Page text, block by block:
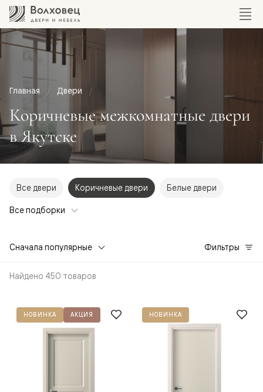
Главная Двери
Коричневые межкомнатные двери
в Якутске
Все двери Коричневые двери Белые двери
Все подборки
Сначала популярные Фильтры
Найдено 450 товаров
НОВИНКА АКЦИЯ НОВИНКА